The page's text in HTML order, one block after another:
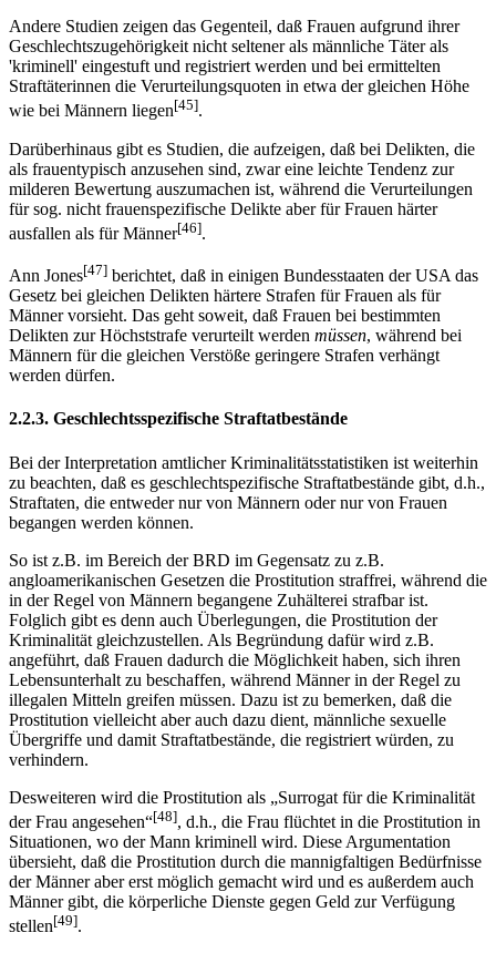
Andere Studien zeigen das Gegenteil, daß Frauen aufgrund ihrer
Geschlechtszugehörigkeit nicht seltener als männliche Täter als
'kriminell' eingestuft und registriert werden und bei ermittelten
Straftäterinnen die Verurteilungsquoten in etwa der gleichen Höhe
wie bei Männern liegen[45].
Darüberhinaus gibt es Studien, die aufzeigen, daß bei Delikten, die
als frauentypisch anzusehen sind, zwar eine leichte Tendenz zur
milderen Bewertung auszumachen ist, während die Verurteilungen
für sog. nicht frauenspezifische Delikte aber für Frauen härter
ausfallen als für Männer[46].
Ann Jones[47] berichtet, daß in einigen Bundesstaaten der USA das
Gesetz bei gleichen Delikten härtere Strafen für Frauen als für
Männer vorsieht. Das geht soweit, daß Frauen bei bestimmten
Delikten zur Höchststrafe verurteilt werden müssen, während bei
Männern für die gleichen Verstöße geringere Strafen verhängt
werden dürfen.
2.2.3. Geschlechtsspezifische Straftatbestände
Bei der Interpretation amtlicher Kriminalitätsstatistiken ist weiterhin
zu beachten, daß es geschlechtspezifische Straftatbestände gibt, d.h.,
Straftaten, die entweder nur von Männern oder nur von Frauen
begangen werden können.
So ist z.B. im Bereich der BRD im Gegensatz zu z.B.
angloamerikanischen Gesetzen die Prostitution straffrei, während die
in der Regel von Männern begangene Zuhälterei strafbar ist.
Folglich gibt es denn auch Überlegungen, die Prostitution der
Kriminalität gleichzustellen. Als Begründung dafür wird z.B.
angeführt, daß Frauen dadurch die Möglichkeit haben, sich ihren
Lebensunterhalt zu beschaffen, während Männer in der Regel zu
illegalen Mitteln greifen müssen. Dazu ist zu bemerken, daß die
Prostitution vielleicht aber auch dazu dient, männliche sexuelle
Übergriffe und damit Straftatbestände, die registriert würden, zu
verhindern.
Desweiteren wird die Prostitution als „Surrogat für die Kriminalität
der Frau angesehen“[48], d.h., die Frau flüchtet in die Prostitution in
Situationen, wo der Mann kriminell wird. Diese Argumentation
übersieht, daß die Prostitution durch die mannigfaltigen Bedürfnisse
der Männer aber erst möglich gemacht wird und es außerdem auch
Männer gibt, die körperliche Dienste gegen Geld zur Verfügung
stellen[49].